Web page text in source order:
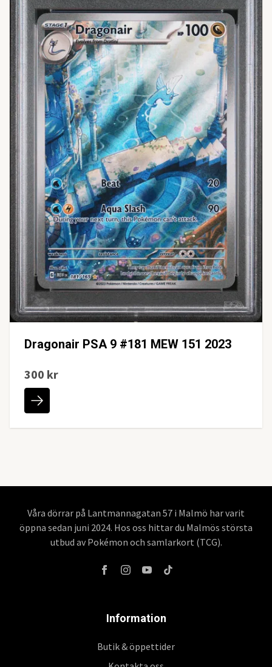
Dragonair PSA 9 #181 MEW 151 2023
300 kr
Våra dörrar på Lantmannagatan 57 i Malmö har varit
öppna sedan juni 2024. Hos oss hittar du Malmös största
utbud av Pokémon och samlarkort (TCG).
Information
Butik & öppettider